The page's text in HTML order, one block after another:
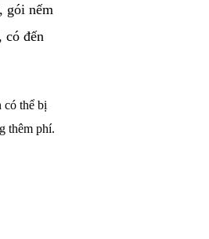
gói nếm
có đến
có thể bị
thêm phí.